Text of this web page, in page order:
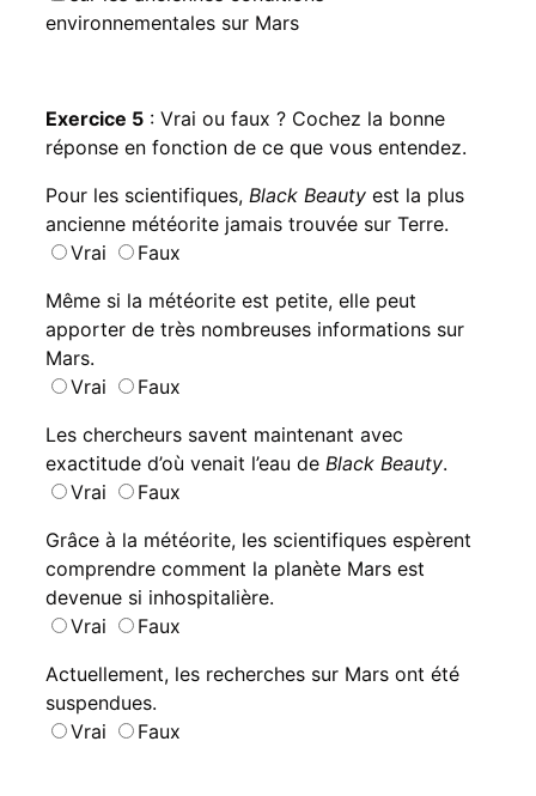
environnementales sur Mars
Exercice 5 : Vrai ou faux ? Cochez la bonne
réponse en fonction de ce que vous entendez.
Pour les scientifiques, Black Beauty est la plus
ancienne météorite jamais trouvée sur Terre.
Vrai
Faux
Même si la météorite est petite, elle peut
apporter de très nombreuses informations sur
Mars.
Vrai
Faux
Les chercheurs savent maintenant avec
exactitude d’où venait l’eau de Black Beauty.
Vrai
Faux
Grâce à la météorite, les scientifiques espèrent
comprendre comment la planète Mars est
devenue si inhospitalière.
Vrai
Faux
Actuellement, les recherches sur Mars ont été
suspendues.
Vrai
Faux